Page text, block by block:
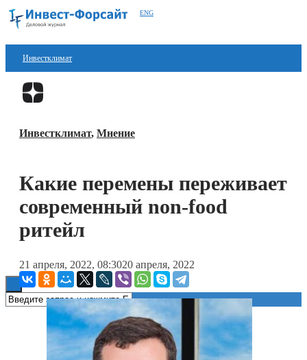
ENG
Инвестклимат
Финансы
Блокчейн
Инвестклимат, Мнение
Какие перемены переживает
современный non-food
ритейл
21 апреля, 2022, 08:3020 апреля, 2022